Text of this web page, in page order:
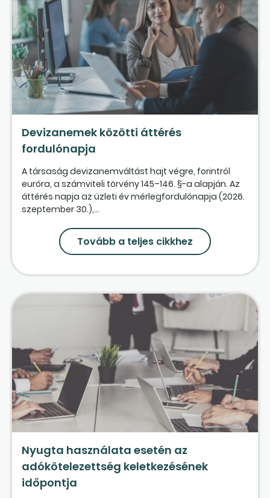
Devizanemek közötti áttérés
fordulónapja
A társaság devizanemváltást hajt végre, forintról
euróra, a számviteli törvény 145–146. §-a alapján. Az
áttérés napja az üzleti év mérlegfordulónapja (2026.
szeptember 30.),...
Tovább a teljes cikkhez
Nyugta használata esetén az
adókötelezettség keletkezésének
időpontja